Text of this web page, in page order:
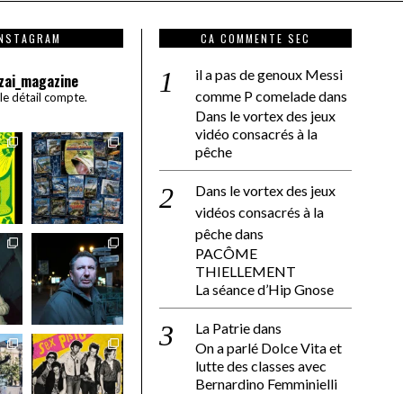
détail compte.
CA COMMENTE SEC
il a pas de genoux Messi
comme P comeladedans
Dans le vortex des jeux
vidéo consacrés à la
pêche
Dans le vortex des jeux
vidéos consacrés à la
pêchedans
PACÔME
THIELLEMENT
La séance d’Hip Gnose
La Patriedans
On a parlé Dolce Vita et
lutte des classes avec
Bernardino Femminielli